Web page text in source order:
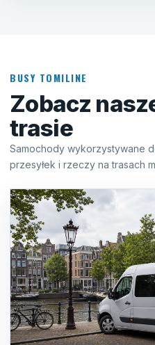
BUSY TOMILINE
Zobacz
trasie
Samochody wykorzystywane
przesyłek i rzeczy na trasach